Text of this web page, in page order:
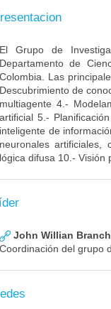
El Grupo de
Departamento de
Colombia. Las
Descubrimiento de
multiagente 4.-
artificial 5.-
inteligente de
neuronales artificiales,
lógica difusa 10.- Visión
John Willian
Coordinación del grupo